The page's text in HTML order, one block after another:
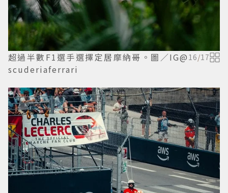
超過半數F1選手選擇定居摩納哥。圖／IG@
scuderiaferrari
16/17